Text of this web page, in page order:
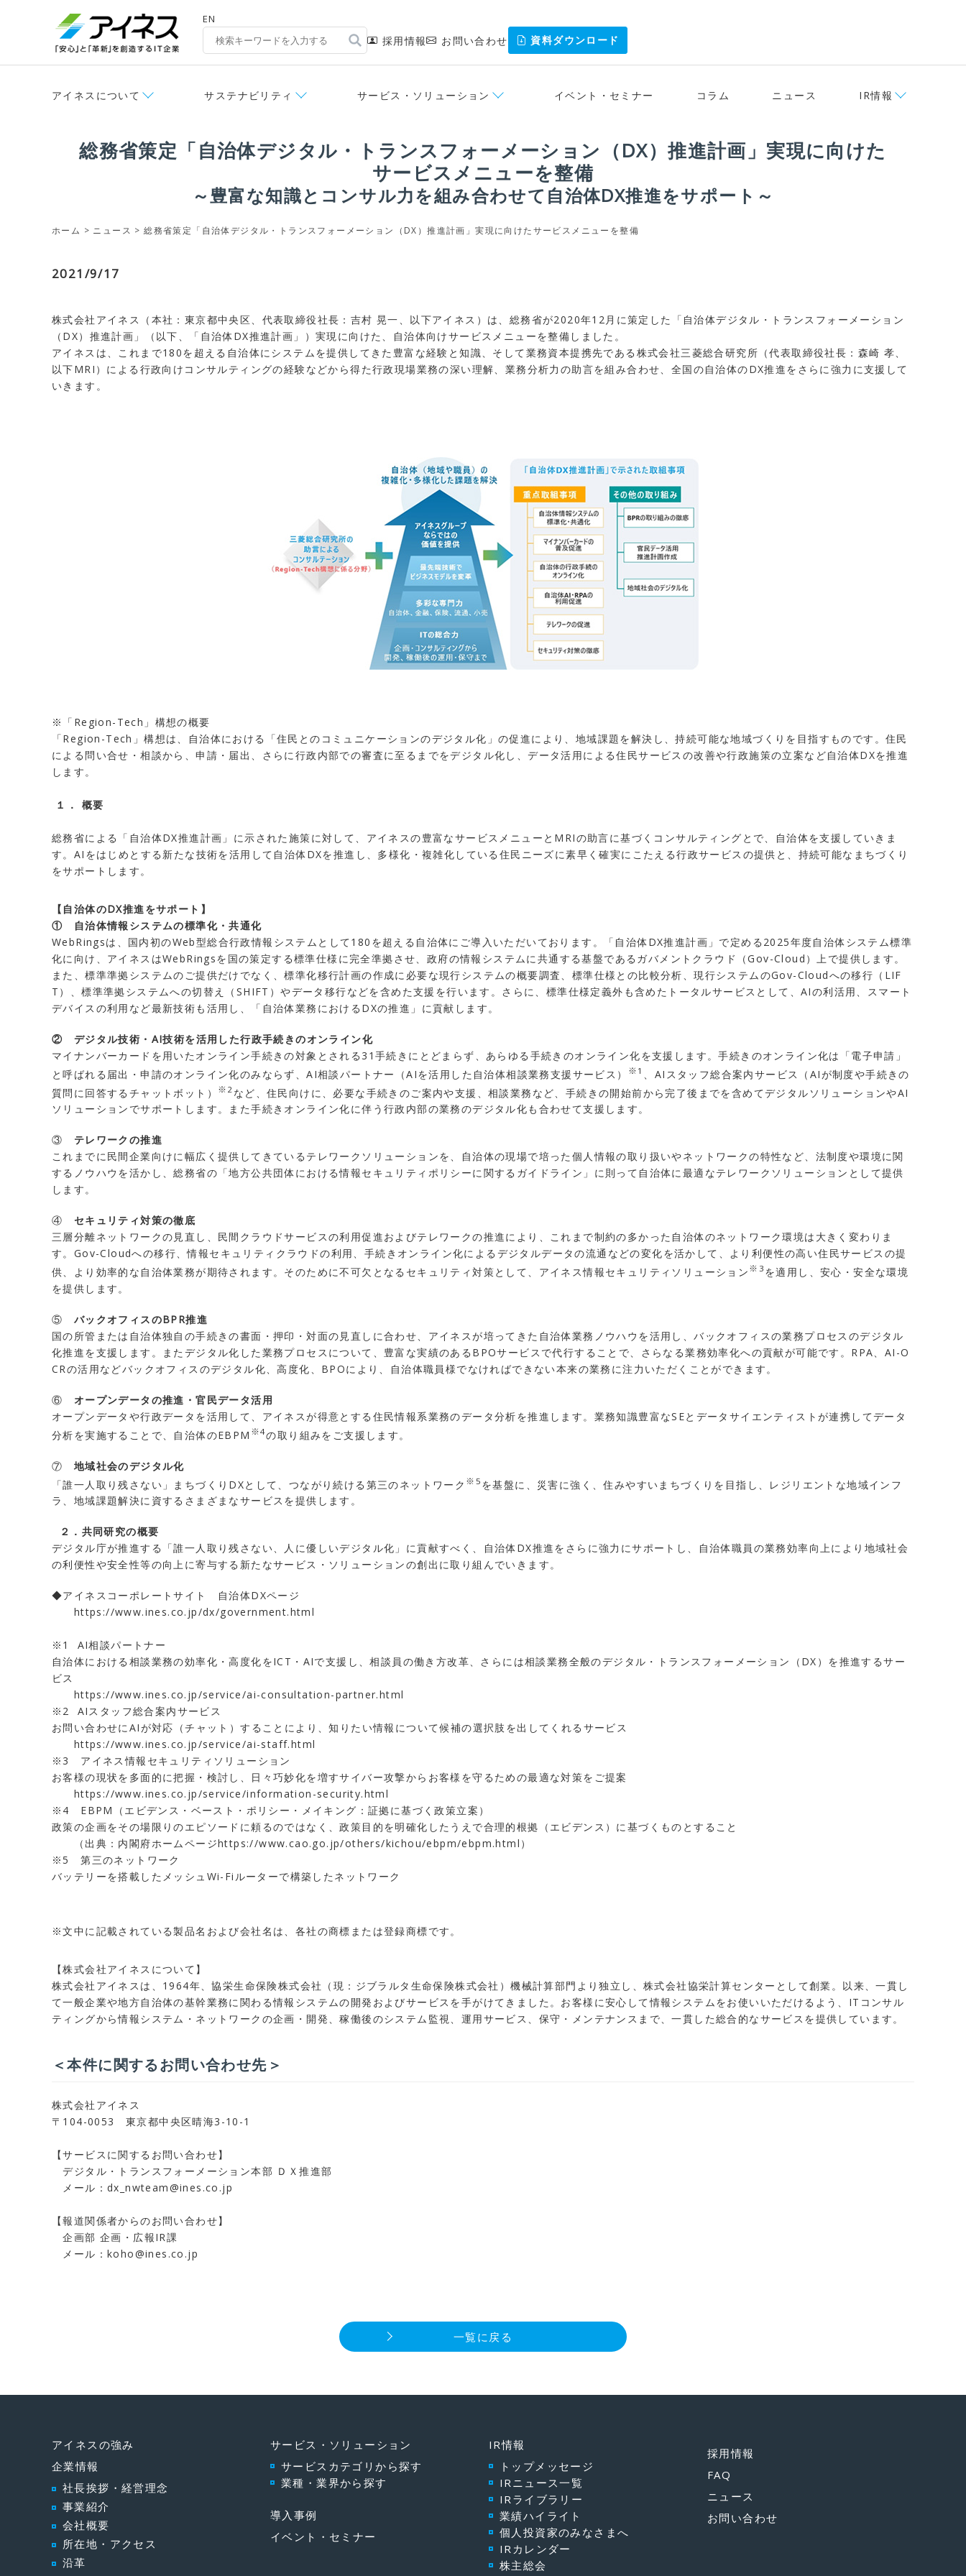
EN
採用情報 お問い合わせ 資料ダウンロード
アイネスについて サステナビリティ サービス・ソリューション イベント・セミナー コラム ニュース IR情報
ホーム > ニュース > 総務省策定「自治体デジタル・トランスフォーメーション（DX）推進計画」実現に向けたサービスメニューを整備
総務省策定「自治体デジタル・トランスフォーメーション（DX）推進計画」実現に向けた
サービスメニューを整備
～豊富な知識とコンサル力を組み合わせて自治体DX推進をサポート ～
2021/9/17
株式会社アイネス（本社：東京都中央区、代表取締役社長：吉村 晃一、以下アイネス）は、総務省が2020年12月に策定した「自治体デジタル・トランスフォーメーション
（DX）推進計画」（以下、「自治体DX推進計画」）実現に向けた、自治体向けサービスメニューを整備しました。
アイネスは、これまで180を超える自治体にシステムを提供してきた豊富な経験と知識、そして業務資本提携先である株式会社三菱総合研究所（代表取締役社長：森崎 孝、
以下MRI）による行政向けコンサルティングの経験などから得た行政現場業務の深い理解、業務分析力の助言を組み合わせ、全国の自治体のDX推進をさらに強力に支援して
いきます。
※「Region-Tech」構想の概要
「Region-Tech」構想は、自治体における「住民とのコミュニケーションのデジタル化」の促進により、地域課題を解決し、持続可能な地域づくりを目指すものです。住民
による問い合せ・相談から、申請・届出、さらに行政内部での審査に至るまでをデジタル化し、データ活用による住民サービスの改善や行政施策の立案など自治体DXを推進
します。
１． 概要
総務省による「自治体DX推進計画」に示された施策に対して、アイネスの豊富なサービスメニューとMRIの助言に基づくコンサルティングとで、自治体を支援していきま
す。AIをはじめとする新たな技術を活用して自治体DXを推進し、多様化・複雑化している住民ニーズに素早く確実にこたえる行政サービスの提供と、持続可能なまちづくり
をサポートします。
【自治体のDX推進をサポート】
① 自治体情報システムの標準化・共通化
WebRingsは、国内初のWeb型総合行政情報システムとして180を超える自治体にご導入いただいております。「自治体DX推進計画」で定める2025年度自治体システム標準
化に向け、アイネスはWebRingsを国の策定する標準仕様に完全準拠させ、政府の情報システムに共通する基盤であるガバメントクラウド（Gov-Cloud）上で提供します。
また、標準準拠システムのご提供だけでなく、標準化移行計画の作成に必要な現行システムの概要調査、標準仕様との比較分析、現行システムのGov-Cloudへの移行（LIF
T）、標準準拠システムへの切替え（SHIFT）やデータ移行などを含めた支援を行います。さらに、標準仕様定義外も含めたトータルサービスとして、AIの利活用、スマート
デバイスの利用など最新技術も活用し、「自治体業務におけるDXの推進」に貢献します。
② デジタル技術・AI技術を活用した行政手続きのオンライン化
マイナンバーカードを用いたオンライン手続きの対象とされる31手続きにとどまらず、あらゆる手続きのオンライン化を支援します。手続きのオンライン化は「電子申請」
と呼ばれる届出・申請のオンライン化のみならず、AI相談パートナー（AIを活用した自治体相談業務支援サービス）
※1
、AIスタッフ総合案内サービス（AIが制度や手続きの
質問に回答するチャットボット）
※2 など、住民向けに、必要な手続きのご案内や支援、相談業務など、手続きの開始前から完了後までを含めてデジタルソリューションやAI
ソリューションでサポートします。また手続きオンライン化に伴う行政内部の業務のデジタル化も合わせて支援します。
③ テレワークの推進
これまでに民間企業向けに幅広く提供してきているテレワークソリューションを、自治体の現場で培った個人情報の取り扱いやネットワークの特性など、法制度や環境に関
するノウハウを活かし、総務省の「地方公共団体における情報セキュリティポリシーに関するガイドライン」に則って自治体に最適なテレワークソリューションとして提供
します。
④ セキュリティ対策の徹底
三層分離ネットワークの見直し、民間クラウドサービスの利用促進およびテレワークの推進により、これまで制約の多かった自治体のネットワーク環境は大きく変わりま
す。Gov-Cloudへの移行、情報セキュリティクラウドの利用、手続きオンライン化によるデジタルデータの流通などの変化を活かして、より利便性の高い住民サービスの提
供、より効率的な自治体業務が期待されます。そのために不可欠となるセキュリティ対策として、アイネス情報セキュリティソリューション ※3 を適用し、安心・安全な環境
を提供します。
⑤ バックオフィスのBPR推進
国の所管または自治体独自の手続きの書面・押印・対面の見直しに合わせ、アイネスが培ってきた自治体業務ノウハウを活用し、バックオフィスの業務プロセスのデジタル
化推進を支援します。またデジタル化した業務プロセスについて、豊富な実績のあるBPOサービスで代行することで、さらなる業務効率化への貢献が可能です。RPA、AI-O
CRの活用などバックオフィスのデジタル化、高度化、BPOにより、自治体職員様でなければできない本来の業務に注力いただくことができます。
⑥ オープンデータの推進・官民データ活用
オープンデータや行政データを活用して、アイネスが得意とする住民情報系業務のデータ分析を推進します。業務知識豊富なSEとデータサイエンティストが連携してデータ
分析を実施することで、自治体のEBPM ※4の取り組みをご支援します。
⑦ 地域社会のデジタル化
「誰一人取り残さない」まちづくりDXとして、つながり続ける第三のネットワーク ※5 を基盤に、災害に強く、住みやすいまちづくりを目指し、レジリエントな地域インフ
ラ、地域課題解決に資するさまざまなサービスを提供します。
２．共同研究の概要
デジタル庁が推進する「誰一人取り残さない、人に優しいデジタル化」に貢献すべく、自治体DX推進をさらに強力にサポートし、自治体職員の業務効率向上により地域社会
の利便性や安全性等の向上に寄与する新たなサービス・ソリューションの創出に取り組んでいきます。
◆アイネスコーポレートサイト 自治体DXページ
https://www.ines.co.jp/dx/government.html
※1 AI相談パートナー
自治体における相談業務の効率化・高度化をICT・AIで支援し、相談員の働き方改革、さらには相談業務全般のデジタル・トランスフォーメーション（DX）を推進するサー
ビス
https://www.ines.co.jp/service/ai-consultation-partner.html
※2 AIスタッフ総合案内サービス
お問い合わせにAIが対応（チャット）することにより、知りたい情報について候補の選択肢を出してくれるサービス
https://www.ines.co.jp/service/ai-staff.html
※3 アイネス情報セキュリティソリューション
お客様の現状を多面的に把握・検討し、日々巧妙化を増すサイバー攻撃からお客様を守るための最適な対策をご提案
https://www.ines.co.jp/service/information-security.html
※4 EBPM（エビデンス・ベースト・ポリシー・メイキング：証拠に基づく政策立案）
政策の企画をその場限りのエピソードに頼るのではなく、政策目的を明確化したうえで合理的根拠（エビデンス）に基づくものとすること
（出典：内閣府ホームページhttps://www.cao.go.jp/others/kichou/ebpm/ebpm.html ）
※5 第三のネットワーク
バッテリーを搭載したメッシュWi-Fiルーターで構築したネットワーク
※文中に記載されている製品名および会社名は、各社の商標または登録商標です。
【株式会社アイネスについて】
株式会社アイネスは、1964年、協栄生命保険株式会社（現：ジブラルタ生命保険株式会社）機械計算部門より独立し、株式会社協栄計算センターとして創業。以来、一貫し
て一般企業や地方自治体の基幹業務に関わる情報システムの開発およびサービスを手がけてきました。お客様に安心して情報システムをお使いいただけるよう、ITコンサル
ティングから情報システム・ネットワークの企画・開発、稼働後のシステム監視、運用サービス、保守・メンテナンスまで、一貫した総合的なサービスを提供しています。
＜本件に関するお問い合わせ先＞
株式会社アイネス
〒104-0053 東京都中央区晴海3-10-1
【サービスに関するお問い合わせ】
デジタル・トランスフォーメーション本部 ＤＸ推進部
メール：dx_nwteam@ines.co.jp
【報道関係者からのお問い合わせ】
企画部 企画・広報IR課
メール：koho@ines.co.jp
一覧に戻る
アイネスの強み
企業情報
社長挨拶・経営理念
事業紹介
会社概要
所在地・アクセス
沿革
サービス・ソリューション
サービスカテゴリから探す
業種・業界から探す
導入事例
イベント・セミナー
IR情報
トップメッセージ
IRニュース一覧
IRライブラリー
業績ハイライト
個人投資家のみなさまへ
IRカレンダー
株主総会
採用情報
FAQ
ニュース
お問い合わせ